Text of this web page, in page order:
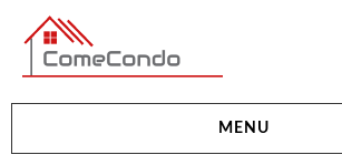
多伦多最新最全的楼花搜索引擎
MENU